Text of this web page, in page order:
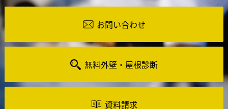
お問い合わせ
無料外壁・屋根診断
資料請求